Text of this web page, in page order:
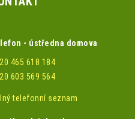
- ústředna domova
465 618 184
603 569 564
telefonní seznam